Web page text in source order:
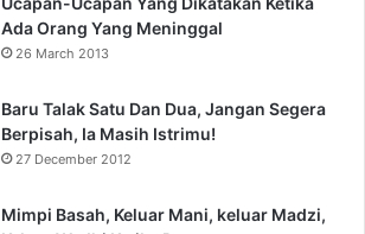
Ada Orang Yang Meninggal
26 March 2013
Baru Talak Satu Dan Dua, Jangan Segera
Berpisah, Ia Masih Istrimu!
27 December 2012
Mimpi Basah, Keluar Mani, keluar Madzi,